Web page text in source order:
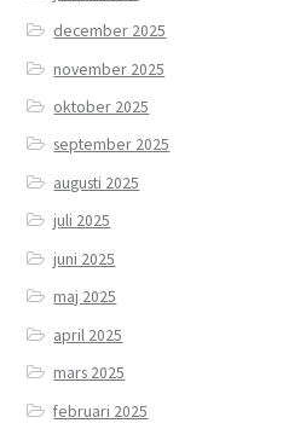
december 2025
november 2025
oktober 2025
september 2025
augusti 2025
juli 2025
juni 2025
maj 2025
april 2025
mars 2025
februari 2025